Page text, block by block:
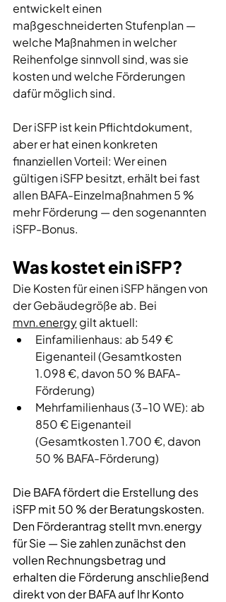
entwickelt einen
maßgeschneiderten Stufenplan —
welche Maßnahmen in welcher
Reihenfolge sinnvoll sind, was sie
kosten und welche Förderungen
dafür möglich sind.
Der iSFP ist kein Pflichtdokument,
aber er hat einen konkreten
finanziellen Vorteil: Wer einen
gültigen iSFP besitzt, erhält bei fast
allen BAFA-Einzelmaßnahmen 5 %
mehr Förderung — den sogenannten
iSFP-Bonus.
Was kostet ein iSFP?
Die Kosten für einen iSFP hängen von
der Gebäudegröße ab. Bei
mvn.energy gilt aktuell:
Einfamilienhaus: ab 549 €
Eigenanteil (Gesamtkosten
1.098 €, davon 50 % BAFA-
Förderung)
Mehrfamilienhaus (3–10 WE): ab
850 € Eigenanteil
(Gesamtkosten 1.700 €, davon
50 % BAFA-Förderung)
Die BAFA fördert die Erstellung des
iSFP mit 50 % der Beratungskosten.
Den Förderantrag stellt mvn.energy
für Sie — Sie zahlen zunächst den
vollen Rechnungsbetrag und
erhalten die Förderung anschließend
direkt von der BAFA auf Ihr Konto